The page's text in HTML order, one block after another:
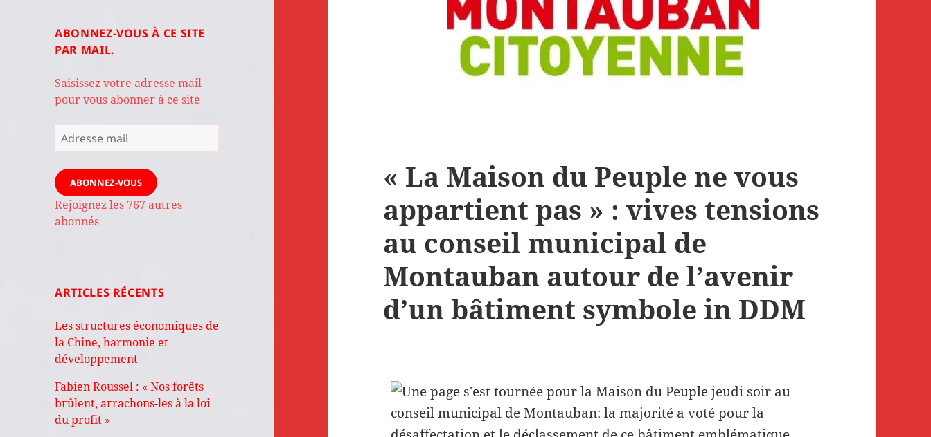
ABONNEZ-VOUS À CE SITE
PAR MAIL.
Saisissez votre adresse mail
pour vous abonner à ce site
Adresse
mail
ABONNEZ-VOUS
Rejoignez les 767 autres
abonnés
ARTICLES RÉCENTS
Les structures économiques de
la Chine, harmonie et
développement
Fabien Roussel : « Nos forêts
brûlent, arrachons-les à la loi
du profit »
« La Maison du Peuple ne vous
appartient pas » : vives tensions
au conseil municipal de
Montauban autour de l’avenir
d’un bâtiment symbole in DDM